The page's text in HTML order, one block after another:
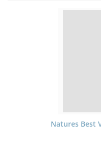
Natures Best